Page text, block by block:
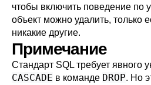
чтобы включить поведение по
объект можно удалить, только
никакие другие.
Примечание
Стандарт SQL требует явного
CASCADE в команде DROP. Но